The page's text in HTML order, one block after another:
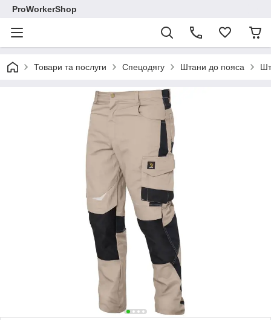
ProWorkerShop
Товари та послуги Спецодягу Штани до пояса